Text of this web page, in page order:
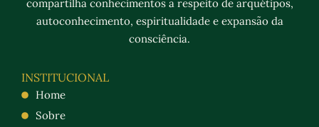
compartilha conhecimentos a respeito de arquétipos,
autoconhecimento, espiritualidade e expansão da
consciência.
INSTITUCIONAL
Home
Sobre